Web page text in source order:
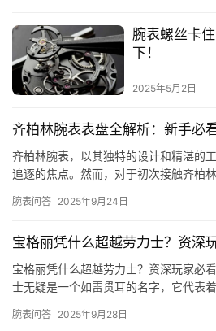
腕表螺丝卡
下！
2025年5月2日
齐柏林腕表表盘全解析：新手必
齐柏林腕表，以其独特的设计和精湛的
追逐的焦点。然而，对于初次接触齐柏
么看呢…
腕表问答 2025年9月24日
宝格丽凭什么超越劳力士？资深
宝格丽凭什么超越劳力士？资深玩家必
士无疑是一个如雷贯耳的名字，它代表
地…
腕表问答 2025年9月28日